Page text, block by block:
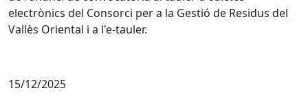
electrònics del Consorci per a la Gestió de Residus del
Vallès Oriental i a l'e-tauler.
15/12/2025